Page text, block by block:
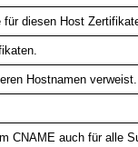
für diesen Host
Hostnamen verweist.
CNAME auch für alle